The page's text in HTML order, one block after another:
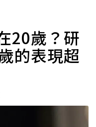
20歲？研
的表現超